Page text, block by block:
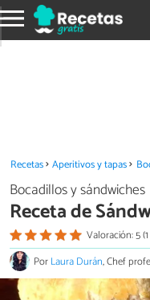
Recetas Aperitivos y tapas
Bocadillos y sándwiches
Receta de
Valoración: 5
PorLaura Durán, Chef